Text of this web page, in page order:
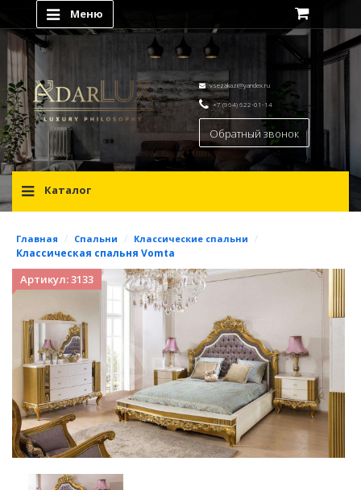
Меню
vsezakazi@yandex.ru
+7 (964) 622-01-14
Обратный звонок
Каталог
Главная / Спальни / Классические спальни /
Классическая спальня Vomta
Артикул: 3133